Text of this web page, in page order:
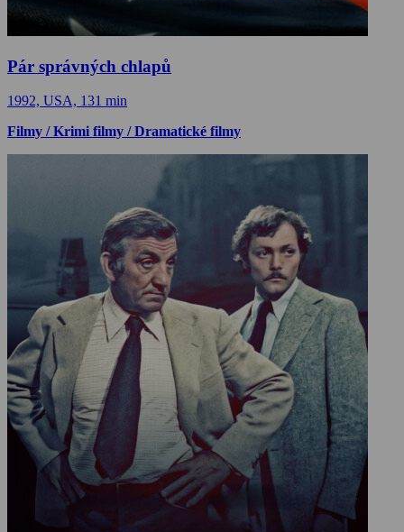
Pár správných chlapů
1992, USA, 131 min
Filmy / Krimi filmy / Dramatické filmy